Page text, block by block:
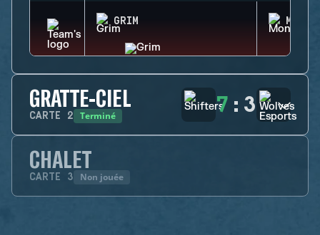
GRIM
GRATTE-CIEL
CARTE 2 Terminé 7 : 3
CHALET
CARTE 3 Non jouée